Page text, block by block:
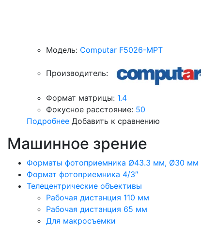
Модель: Computar F5026-MPT
Производитель:
Формат матрицы: 1.4
Фокусное расстояние: 50
Подробнее Добавить к сравнению
Машинное зрение
Форматы фотоприемника Ø43.3 мм, Ø30 мм
Формат фотоприемника 4/3″
Телецентрические объективы
Рабочая дистанция 110 мм
Рабочая дистанция 65 мм
Для макросъемки